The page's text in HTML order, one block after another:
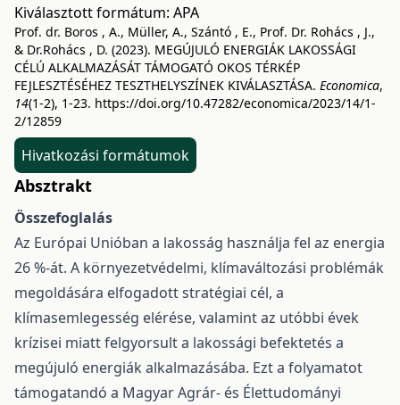
Kiválasztott formátum: APA
Prof. dr. Boros , A., Müller, A., Szántó , E., Prof. Dr. Rohács , J.,
& Dr.Rohács , D. (2023). MEGÚJULÓ ENERGIÁK LAKOSSÁGI
CÉLÚ ALKALMAZÁSÁT TÁMOGATÓ OKOS TÉRKÉP
FEJLESZTÉSÉHEZ TESZTHELYSZÍNEK KIVÁLASZTÁSA. Economica,
14(1-2), 1-23. https://doi.org/10.47282/economica/2023/14/1-
2/12859
Hivatkozási formátumok
Absztrakt
Összefoglalás
Az Európai Unióban a lakosság használja fel az energia
26 %-át. A környezetvédelmi, klímaváltozási problémák
megoldására elfogadott stratégiai cél, a
klímasemlegesség elérése, valamint az utóbbi évek
krízisei miatt felgyorsult a lakossági befektetés a
megújuló energiák alkalmazásába. Ezt a folyamatot
támogatandó a Magyar Agrár- és Élettudományi